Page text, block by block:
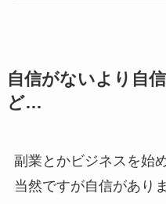
自信がないより自
ど…
副業とかビジネスを始
当然ですが自信があり